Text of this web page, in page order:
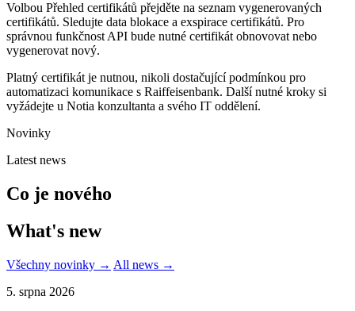
Volbou Přehled certifikátů přejděte na seznam vygenerovaných
certifikátů. Sledujte data blokace a exspirace certifikátů. Pro
správnou funkčnost API bude nutné certifikát obnovovat nebo
vygenerovat nový.
Platný certifikát je nutnou, nikoli dostačující podmínkou pro
automatizaci komunikace s Raiffeisenbank. Další nutné kroky si
vyžádejte u Notia konzultanta a svého IT oddělení.
Novinky
Latest news
Co je nového
What's new
Všechny novinky → All news →
5. srpna 2026